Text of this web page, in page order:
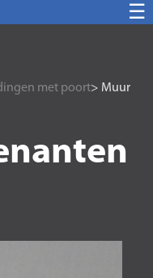
☰
met poort> Muur